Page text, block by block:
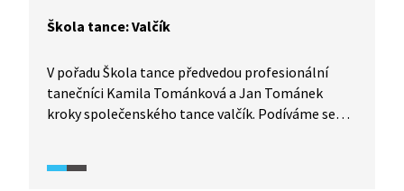
Škola tance: Valčík
V pořadu Škola tance předvedou profesionální
tanečníci Kamila Tománková a Jan Tománek
kroky společenského tance valčík. Podíváme se
naučit. Vyzkoušejte si ho i vy.